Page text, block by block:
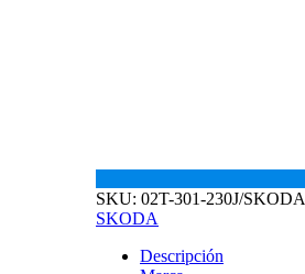
SKU: 02T-301-230J/SKODA
SKODA
Descripción